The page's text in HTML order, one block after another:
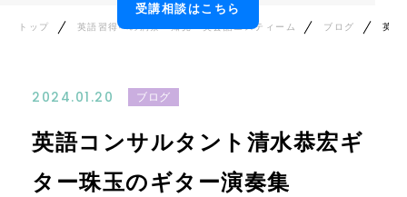
講師紹介
受講相談はこちら
トップ 英語習得への洞察・知見－英会話エスティーム ブログ
2024.01.20 ブログ
英語コンサルタント清水恭宏ギ
ター珠玉のギター演奏集